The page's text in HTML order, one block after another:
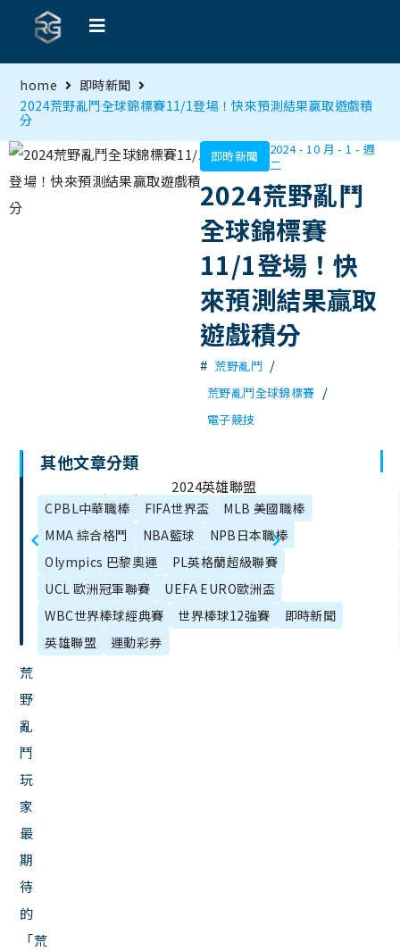
home
即時新聞
2024荒野亂鬥全球錦標賽11/1登場！快來預測結果贏取遊戲積
分
即時新聞
2024 - 10 月 - 1 - 週
二
2024荒野亂鬥
全球錦標賽
11/1登場！快
來預測結果贏取
遊戲積分
# 荒野亂鬥 /
荒野亂鬥全球錦標賽 /
電子競技
章
目
錄
荒
野
亂
鬥
玩
家
最
期
待
的
「荒
2024-25歐冠盃
完整賽程、排
名積分、轉播
全在這！
2024英雄聯盟
世界賽懶人
包：賽程、時
間、運彩全在
這！
其他文章分類
CPBL中華職棒 FIFA世界盃
MLB 美國職棒
MMA 綜合格鬥
NBA籃球
NPB日本職棒
Olympics 巴黎奧運
PL英格蘭超級聯賽
UCL 歐洲冠軍聯賽
UEFA EURO歐洲盃
WBC世界棒球經典賽
世界棒球12強賽
即時新聞
英雄聯盟
運動彩券